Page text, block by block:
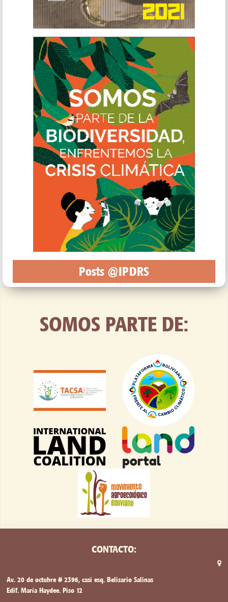
Posts @IPDRS
SOMOS PARTE DE:
CONTACTO:
Av. 20 de octubre # 2396, casi esq. Belisario Salinas
Edif. María Haydee. Piso 12